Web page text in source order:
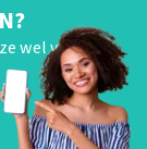
wel van je!